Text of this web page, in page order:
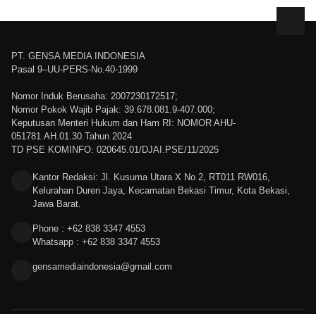
PT. GENSA MEDIA INDONESIA
Pasal 9–UU-PERS-No.40-1999
Nomor Induk Berusaha: 2007230172517;
Nomor Pokok Wajib Pajak: 39.678.081.9-407.000;
Keputusan Menteri Hukum dan Ham RI: NOMOR AHU-
051781.AH.01.30.Tahun 2024
TD PSE KOMINFO: 020645.01/DJAI.PSE/11/2025
Kantor Redaksi: Jl. Kusuma Utara X No 2, RT011 RW016,
Kelurahan Duren Jaya, Kecamatan Bekasi Timur, Kota Bekasi,
Jawa Barat.
Phone : +62 838 3347 4553
Whatsapp : +62 838 3347 4553
gensamediaindonesia@gmail.com